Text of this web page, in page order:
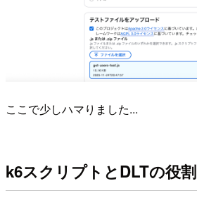
ここで少しハマりました...
k6スクリプトとDLTの役割